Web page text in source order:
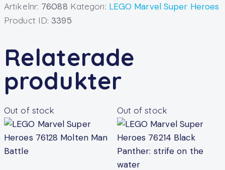
Artikelnr: 76088 Kategori: LEGO Marvel Super Heroes
Product ID:3395
Relaterade
produkter
Out of stock Out of stock